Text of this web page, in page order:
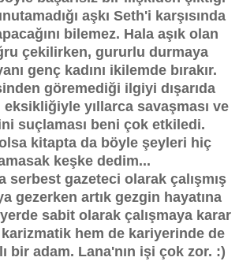
aşkı Seth'i karşısında
bilemez. Hala aşık olan
çekilirken, gururlu durmaya
genç kadını ikilemde bırakır.
göremediği ilgiyi dışarıda
eksikliğiyle yıllarca savaşması ve
suçlaması beni çok etkiledi.
kitapta da böyle şeyleri hiç
keşke dedim...
serbest gazeteci olarak çalışmış
gezerken artık gezgin hayatına
sabit olarak çalışmaya karar
hem de kariyerinde de
bir adam. Lana'nın işi çok zor. :)